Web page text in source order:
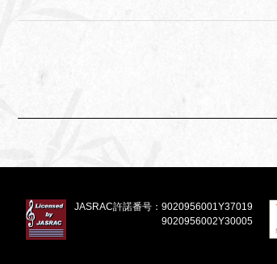
JASRAC許諾番号： 9020956001Y37019
9020956002Y30005